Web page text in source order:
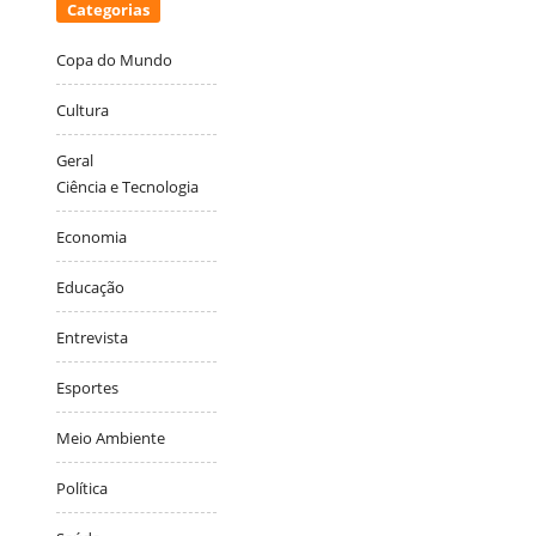
Categorias
Copa do Mundo
Cultura
Geral
Ciência e Tecnologia
Economia
Educação
Entrevista
Esportes
Meio Ambiente
Política